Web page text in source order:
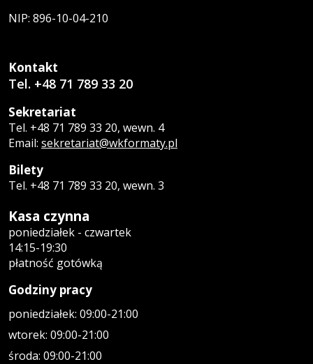
NIP: 896-10-04-210
Kontakt
Tel. +48 71 789 33 20
Sekretariat
Tel. +48 71 789 33 20, wewn. 4
Email: sekretariat@wkformaty.pl
Bilety
Tel. +48 71 789 33 20, wewn. 3
Kasa czynna
poniedziałek - czwartek
14:15-19:30
płatność gotówką
Godziny pracy
poniedziałek: 09:00-21:00
wtorek: 09:00-21:00
środa: 09:00-21:00